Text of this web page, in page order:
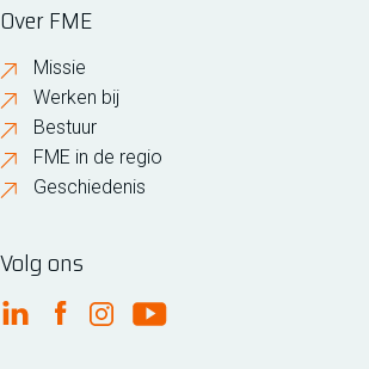
Over FME
Missie
Werken bij
Bestuur
FME in de regio
Geschiedenis
Volg ons
FME Linkedin
FME Facebook
FME Instagram
FME Youtube